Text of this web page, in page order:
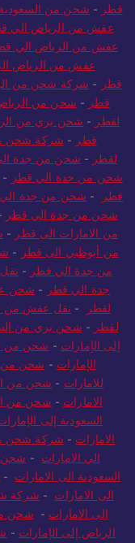
قطر - شحن من
عفش من الرياض الي
عفش من الرياض الي
عفش من الرياض
قطر - شركة شحن من
قطر - شحن من
لقطر - شحن بري من
قطر - شركة شحن
لقطر - شحن من جدة
شحن من جدة الي قطر -
قطر
- شحن من جدة
شحن من جدة الي قطر
من الامارات الى قطر -
من أبوظبي الى قطر -
من جدة الي قطر -
جدة الي قطر - شحن
لقطر
- نقل عفش من
لقطر - شحن بري من
إلى الإمارات - شحن من
الإمارات - شحن من
للامارات - شحن من
الامارات - شحن من
السعودية إلى
الامارات - شركة شحن
الي الامارات - شحن
السعودية الى الامارات -
الى الامارات - شركة
الى الامارات - شحن
الرياض إلى الإمارات -